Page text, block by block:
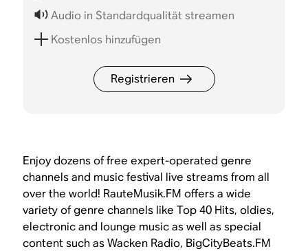
Audio in Standardqualität streamen
Kostenlos hinzufügen
Registrieren
Enjoy dozens of free expert-operated genre
channels and music festival live streams from all
over the world! RauteMusik.FM offers a wide
variety of genre channels like Top 40 Hits, oldies,
electronic and lounge music as well as special
content such as Wacken Radio, BigCityBeats.FM